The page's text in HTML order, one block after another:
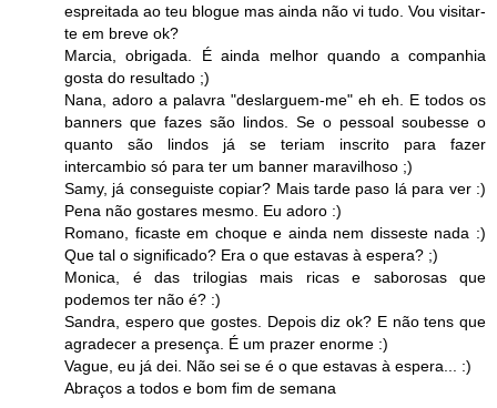
espreitada ao teu blogue mas ainda não vi tudo. Vou visitar-
te em breve ok?
Marcia, obrigada. É ainda melhor quando a companhia
gosta do resultado ;)
Nana, adoro a palavra "deslarguem-me" eh eh. E todos os
banners que fazes são lindos. Se o pessoal soubesse o
quanto são lindos já se teriam inscrito para fazer
intercambio só para ter um banner maravilhoso ;)
Samy, já conseguiste copiar? Mais tarde paso lá para ver :)
Pena não gostares mesmo. Eu adoro :)
Romano, ficaste em choque e ainda nem disseste nada :)
Que tal o significado? Era o que estavas à espera? ;)
Monica, é das trilogias mais ricas e saborosas que
podemos ter não é? :)
Sandra, espero que gostes. Depois diz ok? E não tens que
agradecer a presença. É um prazer enorme :)
Vague, eu já dei. Não sei se é o que estavas à espera... :)
Abraços a todos e bom fim de semana